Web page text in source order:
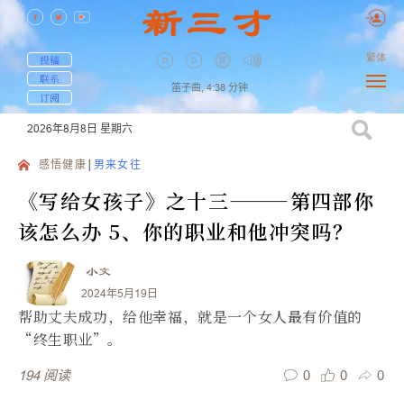
投稿
联系
订阅
笛子曲, 4:38 分钟
繁体
2026年8月8日 星期六
感悟健康 男来女往
《写给女孩子》之十三———第四部你
该怎么办 5、你的职业和他冲突吗？
小文
2024年5月19日
帮助丈夫成功，给他幸福，就是一个女人最有价值的
“终生职业”。
194 阅读 0 0 0